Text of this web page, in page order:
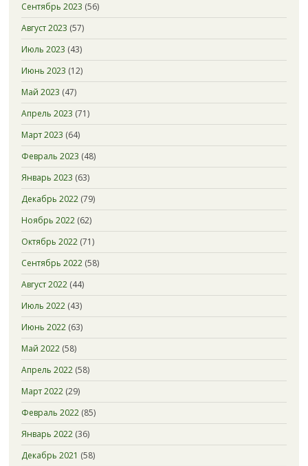
Сентябрь 2023 (56)
Август 2023 (57)
Июль 2023 (43)
Июнь 2023 (12)
Май 2023 (47)
Апрель 2023 (71)
Март 2023 (64)
Февраль 2023 (48)
Январь 2023 (63)
Декабрь 2022(79)
Ноябрь 2022(62)
Октябрь 2022(71)
Сентябрь 2022(58)
Август 2022(44)
Июль 2022(43)
Июнь 2022(63)
Май 2022(58)
Апрель 2022(58)
Март 2022(29)
Февраль 2022(85)
Январь 2022(36)
Декабрь 2021 (58)